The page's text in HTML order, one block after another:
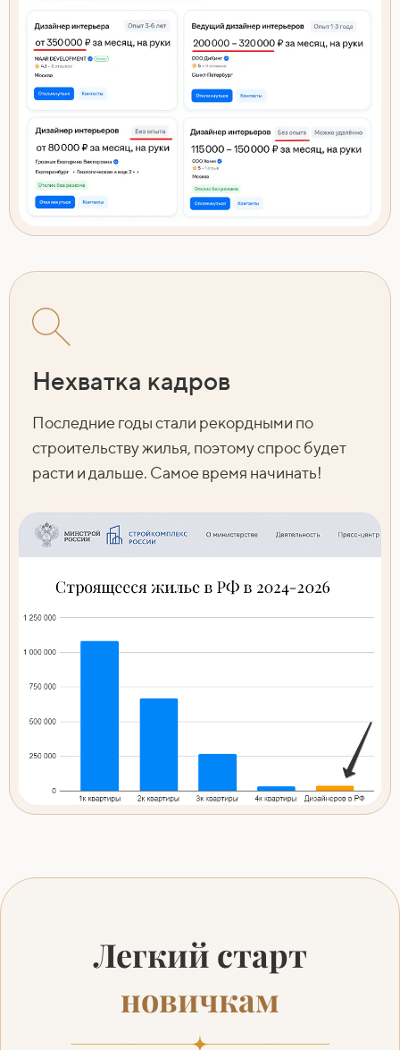
Нехватка кадров
Последние годы стали рекордными по
строительству жилья, поэтому спрос будет
расти и дальше. Самое время начинать!
Легкий старт
новичкам